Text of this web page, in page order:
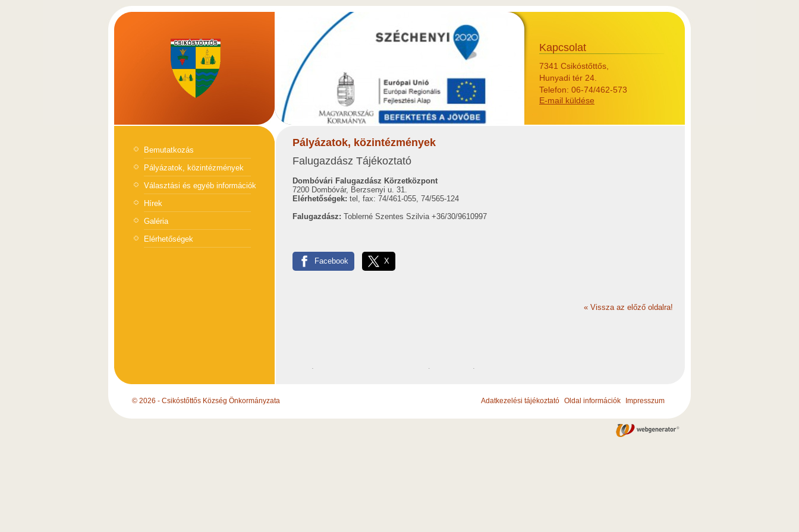
Kapcsolat
7341 Csikóstőttős,
Hunyadi tér 24.
Telefon: 06-74/462-573
E-mail küldése
Bemutatkozás
Pályázatok, közintézmények
Választási és egyéb információk
Hírek
Galéria
Elérhetőségek
Pályázatok, közintézmények
Falugazdász Tájékoztató
Dombóvári Falugazdász Körzetközpont
7200 Dombóvár, Berzsenyi u. 31.
Elérhetőségek: tel, fax: 74/461-055, 74/565-124
Falugazdász: Toblerné Szentes Szilvia +36/30/9610997
Facebook X
« Vissza az előző oldalra!
© 2026 - Csikóstőttős Község Önkormányzata Adatkezelési tájékoztató Oldal információk Impresszum